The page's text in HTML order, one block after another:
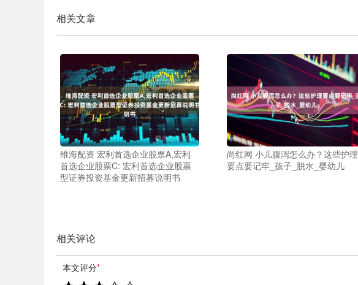
相关文章
维海配资 宏利首选企业股票A,宏利
首选企业股票C: 宏利首选企业股票
型证券投资基金更新招募说明书
尚红网 小儿腹泻怎么办？这些护理
要点要记牢_孩子_脱水_婴幼儿
相关评论
本文评分*